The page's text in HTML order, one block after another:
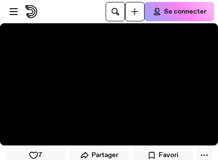
Passer au player
Passer au contenu principal
Se connecter
7 Partager Favori